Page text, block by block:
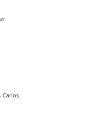
Carlos